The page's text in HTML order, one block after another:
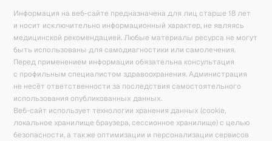
Информация на веб-сайте предназначена для лиц старше 18 лет
и носит исключительно информационный характер, не являясь
медицинской рекомендацией. Любые материалы ресурса не могут
быть использованы для самодиагностики или самолечения.
Перед применением информации обязательна консультация
с профильным специалистом здравоохранения. Администрация
не несёт ответственности за последствия самостоятельного
использования опубликованных данных.
Веб-сайт использует технологии хранения данных (cookie,
локальное хранилище браузера, сессионное хранилище) с целью
безопасности, а также оптимизации и персонализации сервисов